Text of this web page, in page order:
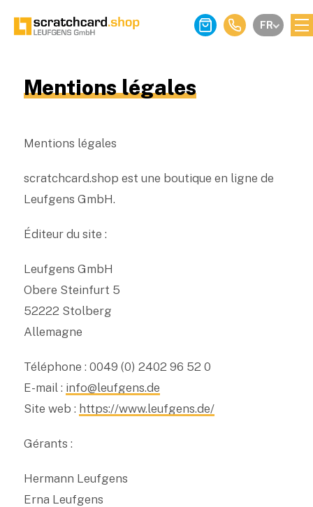
FR
Mentions légales
Mentions légales
scratchcard.shop est une boutique en ligne de
Leufgens GmbH.
Éditeur du site :
Leufgens GmbH
Obere Steinfurt 5
52222 Stolberg
Allemagne
Téléphone : 0049 (0) 2402 96 52 0
E-mail : info@leufgens.de
Site web : https://www.leufgens.de/
Gérants :
Hermann Leufgens
Erna Leufgens